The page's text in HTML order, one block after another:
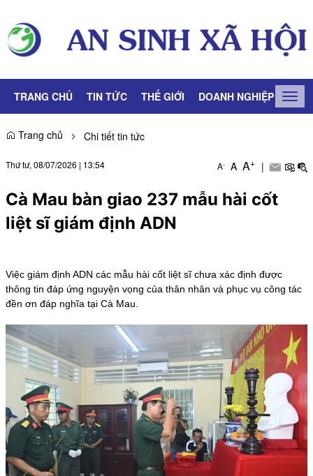
TRANG CHỦ TIN TỨC THẾ GIỚI DOANH NGHIỆP LAO
Trang chủ
Chi tiết tin tức
Thứ tư, 08/07/2026 | 13:54 A- A A+ |
Cà Mau bàn giao 237 mẫu hài cốt
liệt sĩ giám định ADN
Việc giám định ADN các mẫu hài cốt liệt sĩ chưa xác định được
thông tin đáp ứng nguyện vọng của thân nhân và phục vụ công tác
đền ơn đáp nghĩa tại Cà Mau.